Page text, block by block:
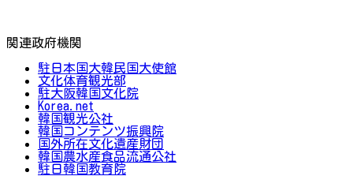
関連政府機関
駐日本国大韓民国大使館
文化体育観光部
駐大阪韓国文化院
Korea.net
韓国観光公社
韓国コンテンツ振興院
国外所在文化遺産財団
韓国農水産食品流通公社
駐日韓国教育院